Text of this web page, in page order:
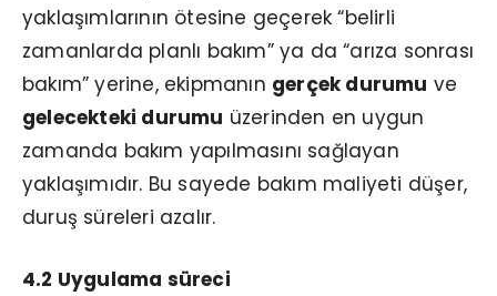
yaklaşımlarının ötesine geçerek “belirli
zamanlarda planlı bakım” ya da “arıza sonrası
bakım” yerine, ekipmanın gerçek durumu ve
gelecekteki durumu üzerinden en uygun
zamanda bakım yapılmasını sağlayan
yaklaşımıdır. Bu sayede bakım maliyeti düşer,
duruş süreleri azalır.
4.2 Uygulama süreci